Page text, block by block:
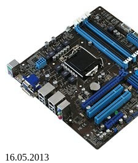
16.05.2013